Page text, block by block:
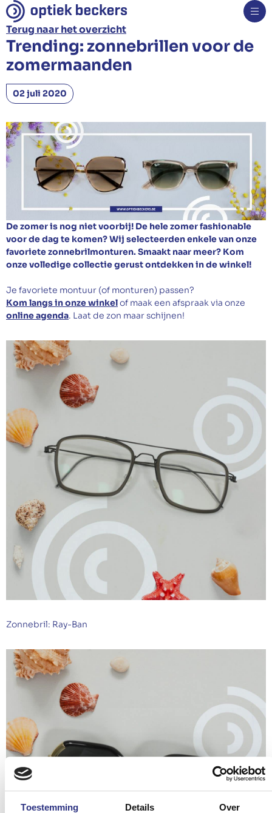
Toestemming Details Over
Brillen
Monturen
Zonnebrillen
Sportbrillen
Veiligheidsbrillen
Specialiteiten
Glazen
Contactlenzen
Oogmetingen
Hoorapparaten
Nieuws
Over ons
Contact
Afspraak maken
Terug naar het overzicht
Trending: zonnebrillen voor de
zomermaanden
02 juli 2020
De zomer is nog niet voorbij! De hele zomer fashionable
voor de dag te komen? Wij selecteerden enkele van onze
favoriete zonnebrilmonturen. Smaakt naar meer? Kom
onze volledige collectie gerust ontdekken in de winkel!
Je favoriete montuur (of monturen) passen?
Kom langs in onze winkelof maak een afspraak via onze
online agenda. Laat de zon maar schijnen!
Zonnebril: Ray-Ban